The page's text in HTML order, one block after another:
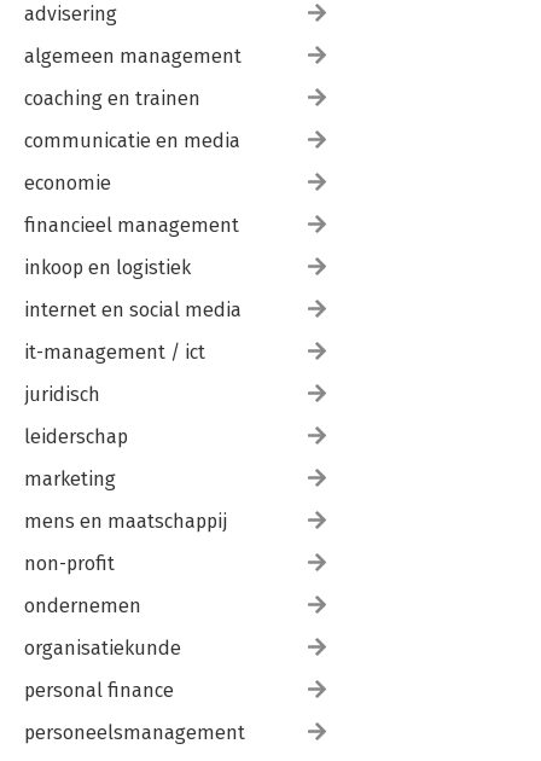
advisering
algemeen management
coaching en trainen
communicatie en media
economie
financieel management
inkoop en logistiek
internet en social media
it-management / ict
juridisch
leiderschap
marketing
mens en maatschappij
non-profit
ondernemen
organisatiekunde
personal finance
personeelsmanagement